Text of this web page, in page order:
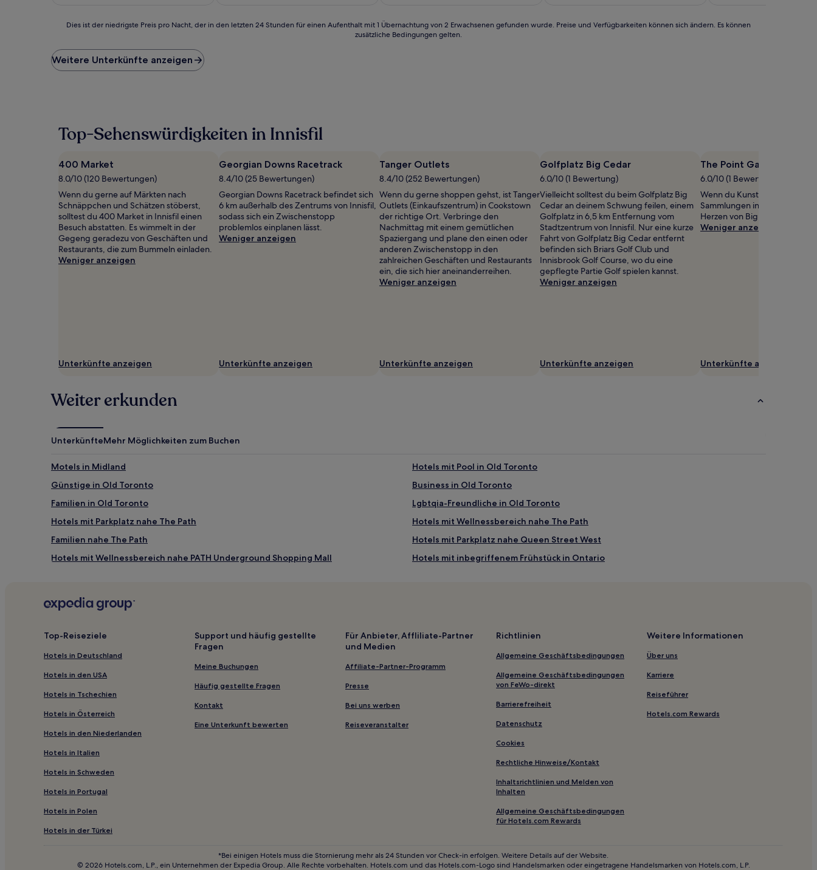
der
niedrigste
Preis
letzten
24 Stunden
einen
Aufenthalt
mit
1 Übernachtung
von
2 Erwachsenen
gefunden
wurde.
Preise
und
gelten.
Dies ist der niedrigste Preis pro Nacht, der in den letzten 24 Stunden für einen Aufenthalt mit 1 Übernachtung von 2 Erwachsenen gefunden wurde. Preise und Verfügbarkeiten können sich ändern. Es können
zusätzliche Bedingungen gelten.
Weitere Unterkünfte anzeigen
Top-Sehenswürdigkeiten in Innisfil
400 Market
8.0/10 (120 Bewertungen)
Wenn du gerne auf Märkten nach
Schnäppchen und Schätzen stöberst,
solltest du 400 Market in Innisfil einen
Besuch abstatten. Es wimmelt in der
Gegeng geradezu von Geschäften und
Restaurants, die zum Bummeln einladen.
Weniger anzeigen
Unterkünfte anzeigen
Georgian Downs Racetrack
8.4/10 (25 Bewertungen)
Georgian Downs Racetrack befindet sich
6 km außerhalb des Zentrums von Innisfil,
sodass sich ein Zwischenstopp
problemlos einplanen lässt.
Weniger anzeigen
Unterkünfte anzeigen
Tanger Outlets
8.4/10 (252 Bewertungen)
Wenn du gerne shoppen gehst, ist Tanger
Outlets (Einkaufszentrum) in Cookstown
der richtige Ort. Verbringe den
Nachmittag mit einem gemütlichen
Spaziergang und plane den einen oder
anderen Zwischenstopp in den
zahlreichen Geschäften und Restaurants
ein, die sich hier aneinanderreihen.
Weniger anzeigen
Unterkünfte anzeigen
Golfplatz Big Cedar
6.0/10 (1 Bewertung)
Vielleicht solltest du beim Golfplatz Big
Cedar an deinem Schwung feilen, einem
Golfplatz in 6,5 km Entfernung vom
Stadtzentrum von Innisfil. Nur eine kurze
Fahrt von Golfplatz Big Cedar entfernt
befinden sich Briars Golf Club und
Innisbrook Golf Course, wo du eine
gepflegte Partie Golf spielen kannst.
Weniger anzeigen
Unterkünfte anzeigen
The Point Gallery
6.0/10 (1 Bewertung)
Wenn du Kunst liebst, kannst
Sammlungen in The Point
Herzen von Big Bay Point
Weniger anzeigen
Unterkünfte anzeigen
Weiter erkunden
UnterkünfteMehr Möglichkeiten zum Buchen
Motels in Midland
Hotels mit Pool in Old Toronto
Günstige in Old Toronto
Business in Old Toronto
Familien in Old Toronto
Lgbtqia-Freundliche in Old Toronto
Hotels mit Parkplatz nahe The Path
Hotels mit Wellnessbereich nahe The Path
Familien nahe The Path
Hotels mit Parkplatz nahe Queen Street West
Hotels mit Wellnessbereich nahe PATH Underground Shopping Mall
Hotels mit inbegriffenem Frühstück in Ontario
Hotels mit Pool nahe Scarborough Crescent Park
Luxus in Blue Mountains
Golf in Blue Mountains
Hotels mit Parkplatz in Blue Mountains
Haustierfreundliche in Toronto
Günstige in Midland
Hotels mit inbegriffenem Frühstück nahe Rosedale Ravine Lands
Familien in Collingwood
Hotels mit Pool in Barrie
Beaconsfield Village: Hotels
Bloorcourt Village: Hotels
Hotels nahe Mara Provincial Park
Old Toronto: Hotels
Rexdale: Hotels
Hotels nahe Straßenbahnhaltestelle King St West At Yonge St East Side
Hotels nahe Sibbald Point Provincial Park
Hotels nahe Varsity Stadium
Hotels nahe ISKCON Toronto
Hotels nahe Bahnhof Danforth
Hotels nahe Station Pioneer Village
Top-Reiseziele
Hotels in Deutschland
Hotels in den USA
Hotels in Tschechien
Hotels in Österreich
Hotels in den Niederlanden
Hotels in Italien
Hotels in Schweden
Hotels in Portugal
Hotels in Polen
Hotels in der Türkei
Support und häufig gestellte
Fragen
Meine Buchungen
Häufig gestellte Fragen
Kontakt
Eine Unterkunft bewerten
Für Anbieter, Affliliate-Partner
und Medien
Affiliate-Partner-Programm
Presse
Bei uns werben
Reiseveranstalter
Richtlinien
Allgemeine Geschäftsbedingungen
Allgemeine Geschäftsbedingungen
von FeWo-direkt
Barrierefreiheit
Datenschutz
Cookies
Rechtliche Hinweise/Kontakt
Inhaltsrichtlinien und Melden von
Inhalten
Allgemeine Geschäftsbedingungen
für Hotels.com Rewards
Weitere Informationen
Über uns
Karriere
Reiseführer
Hotels.com Rewards
*Bei einigen Hotels muss die Stornierung mehr als 24 Stunden vor Check-in erfolgen. Weitere Details auf der Website.
© 2026 Hotels.com, L.P., ein Unternehmen der Expedia Group. Alle Rechte vorbehalten. Hotels.com und das Hotels.com-Logo sind Handelsmarken oder eingetragene Handelsmarken von Hotels.com, L.P.